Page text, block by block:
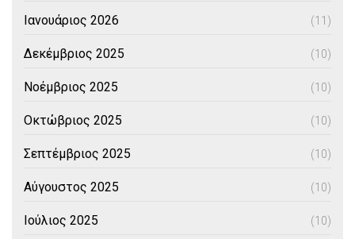
Ιανουάριος 2026 (11)
Δεκέμβριος 2025 (10)
Νοέμβριος 2025 (10)
Οκτώβριος 2025 (10)
Σεπτέμβριος 2025 (10)
Αύγουστος 2025 (10)
Ιούλιος 2025 (10)